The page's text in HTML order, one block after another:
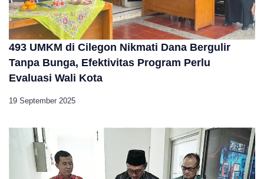
493 UMKM di Cilegon Nikmati Dana Bergulir
Tanpa Bunga, Efektivitas Program Perlu
Evaluasi Wali Kota
19 September 2025